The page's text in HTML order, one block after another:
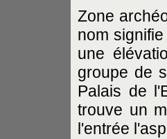
Zone
nom signifie
une
groupe de
Palais de
trouve un
l'entrée